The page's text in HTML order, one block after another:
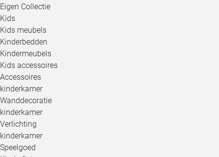
Eigen Collectie
Kids
Kids meubels
Kinderbedden
Kindermeubels
Kids accessoires
Accessoires
kinderkamer
Wanddecoratie
kinderkamer
Verlichting
kinderkamer
Speelgoed